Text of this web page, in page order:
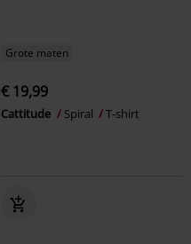
Grote maten
€ 19,99
Cattitude Spiral T-shirt